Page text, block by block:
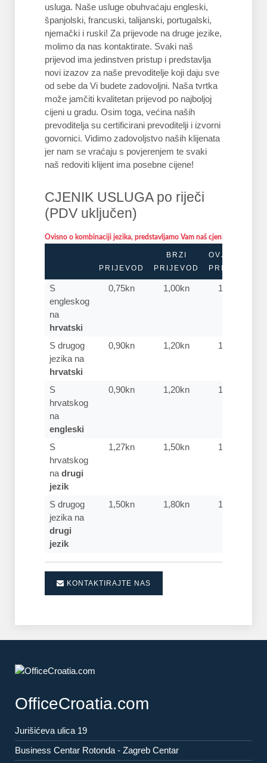
usluga. Naše usluge obuhvaćaju engleski,
španjolski, francuski, talijanski, portugalski,
njemački i ruski! Za prijevode na druge jezike,
molimo da nas kontaktirate. Svaki naš
prijevod ima jedinstven pristup i predstavlja
novi izazov za naše prevoditelje koji daju sve
od sebe da Vi budete zadovoljni. Naša tvrtka
može jamčiti kvalitetan prijevod po najboljoj
cijeni u gradu. Osim toga, većina naših
prevoditelja su certificirani prevoditelji i izvorni
govornici. Vidimo zadovoljstvo naših klijenata
jer nam se vraćaju s povjerenjem te svaki
naš redoviti klijent ima posebne cijene!
CJENIK USLUGA po riječi
(PDV uključen)
Ovisno o kombinaciji jezika, predstavljamo Vam naš cjenik:
PRIJEVOD
BRZI
PRIJEVOD
OVJERENI
PRIJEVOD
S
engleskog
na
hrvatski
0,75kn 1,00kn 1,00kn
S drugog
jezika na
hrvatski
0,90kn 1,20kn 1,20kn
S
hrvatskog
na
engleski
0,90kn 1,20kn 1,20kn
S
hrvatskog
na drugi
jezik
1,27kn 1,50kn 1,50kn
S drugog
jezika na
drugi
jezik
1,50kn 1,80kn 1,80kn
KONTAKTIRAJTE NAS
OfficeCroatia.com
Jurišićeva ulica 19
Business Centar Rotonda - Zagreb Centar